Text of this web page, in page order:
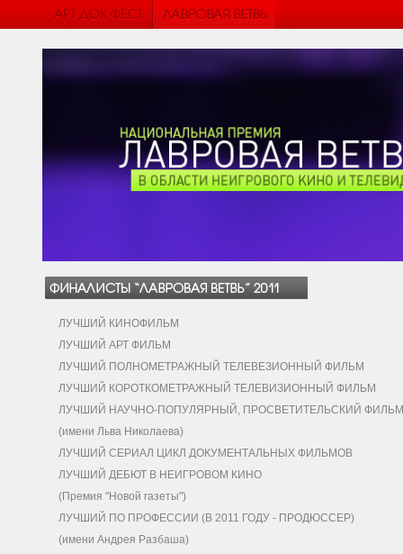
ЛУЧШИЙ КИНОФИЛЬМ
ЛУЧШИЙ АРТ ФИЛЬМ
ЛУЧШИЙ ПОЛНОМЕТРАЖНЫЙ ТЕЛЕВЕЗИОННЫЙ ФИЛЬМ
ЛУЧШИЙ КОРОТКОМЕТРАЖНЫЙ ТЕЛЕВИЗИОННЫЙ ФИЛЬМ
ЛУЧШИЙ НАУЧНО-ПОПУЛЯРНЫЙ, ПРОСВЕТИТЕЛЬСКИЙ ФИЛЬМ
(имени Льва Николаева)
ЛУЧШИЙ СЕРИАЛ ЦИКЛ ДОКУМЕНТАЛЬНЫХ ФИЛЬМОВ
ЛУЧШИЙ ДЕБЮТ В НЕИГРОВОМ КИНО
(Премия "Новой газеты")
ЛУЧШИЙ ПО ПРОФЕССИИ (В 2011 ГОДУ - ПРОДЮССЕР)
(имени Андрея Разбаша)